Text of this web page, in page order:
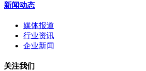
新闻动态
媒体报道
行业资讯
企业新闻
关注我们